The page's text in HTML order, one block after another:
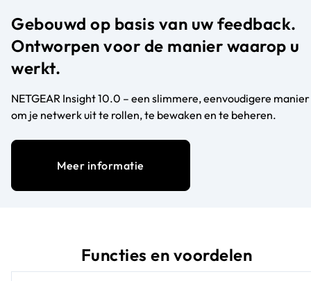
Gebouwd op basis van uw feedback.
Ontworpen voor de manier waarop u
werkt.
NETGEAR Insight 10.0 – een slimmere, eenvoudigere manier
om je netwerk uit te rollen, te bewaken en te beheren.
Meer informatie
Functies en voordelen